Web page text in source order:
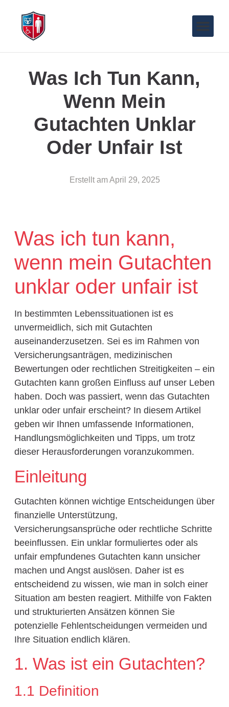
Was Ich Tun Kann,
Wenn Mein
Gutachten Unklar
Oder Unfair Ist
Erstellt am April 29, 2025
Was ich tun kann,
wenn mein Gutachten
unklar oder unfair ist
In bestimmten Lebenssituationen ist es
unvermeidlich, sich mit Gutachten
auseinanderzusetzen. Sei es im Rahmen von
Versicherungsanträgen, medizinischen
Bewertungen oder rechtlichen Streitigkeiten – ein
Gutachten kann großen Einfluss auf unser Leben
haben. Doch was passiert, wenn das Gutachten
unklar oder unfair erscheint? In diesem Artikel
geben wir Ihnen umfassende Informationen,
Handlungsmöglichkeiten und Tipps, um trotz
dieser Herausforderungen voranzukommen.
Einleitung
Gutachten können wichtige Entscheidungen über
finanzielle Unterstützung,
Versicherungsansprüche oder rechtliche Schritte
beeinflussen. Ein unklar formuliertes oder als
unfair empfundenes Gutachten kann unsicher
machen und Angst auslösen. Daher ist es
entscheidend zu wissen, wie man in solch einer
Situation am besten reagiert. Mithilfe von Fakten
und strukturierten Ansätzen können Sie
potenzielle Fehlentscheidungen vermeiden und
Ihre Situation endlich klären.
1. Was ist ein Gutachten?
1.1 Definition